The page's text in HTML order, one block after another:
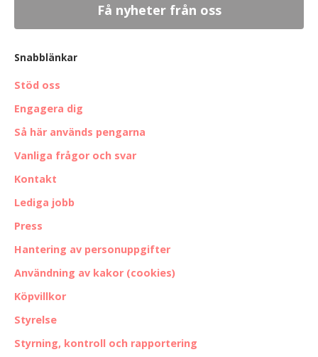
Snabblänkar
Stöd oss
Engagera dig
Så här används pengarna
Vanliga frågor och svar
Kontakt
Lediga jobb
Press
Hantering av personuppgifter
Användning av kakor (cookies)
Köpvillkor
Styrelse
Styrning, kontroll och rapportering